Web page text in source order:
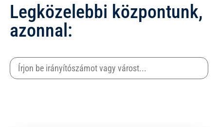
Legközelebbi központunk,
azonnal: